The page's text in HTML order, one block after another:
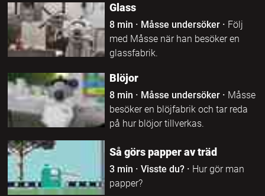
Glass
8 min · Måsse undersöker· Följ
med Måsse när han besöker en
glassfabrik.
Blöjor
8 min · Måsse undersöker· Måsse
besöker en blöjfabrik och tar reda
på hur blöjor tillverkas.
Så görs papper av träd
3 min · Visste du?· Hur gör man
papper?